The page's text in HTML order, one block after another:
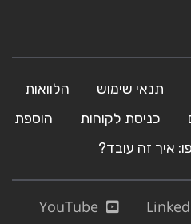
תנאי שימוש
הלוואות
כניסת לקוחות
הוספת
איך זה עובד?